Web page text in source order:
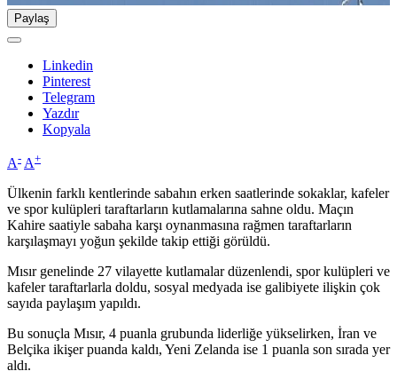
Paylaş
Linkedin
Pinterest
Telegram
Yazdır
Kopyala
A- A+
Ülkenin farklı kentlerinde sabahın erken saatlerinde sokaklar, kafeler
ve spor kulüpleri taraftarların kutlamalarına sahne oldu. Maçın
Kahire saatiyle sabaha karşı oynanmasına rağmen taraftarların
karşılaşmayı yoğun şekilde takip ettiği görüldü.
Mısır genelinde 27 vilayette kutlamalar düzenlendi, spor kulüpleri ve
kafeler taraftarlarla doldu, sosyal medyada ise galibiyete ilişkin çok
sayıda paylaşım yapıldı.
Bu sonuçla Mısır, 4 puanla grubunda liderliğe yükselirken, İran ve
Belçika ikişer puanda kaldı, Yeni Zelanda ise 1 puanla son sırada yer
aldı.